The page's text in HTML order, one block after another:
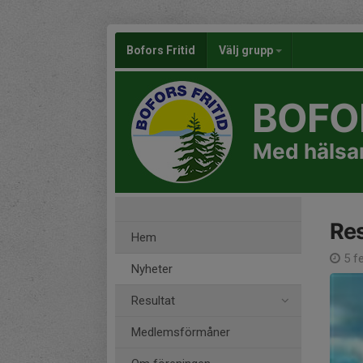
Bofors Fritid Välj grupp
Med
Hem
Nyheter
Resultat
Medlemsförmåner
5